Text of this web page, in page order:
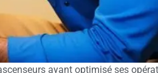
ayant optimisé ses